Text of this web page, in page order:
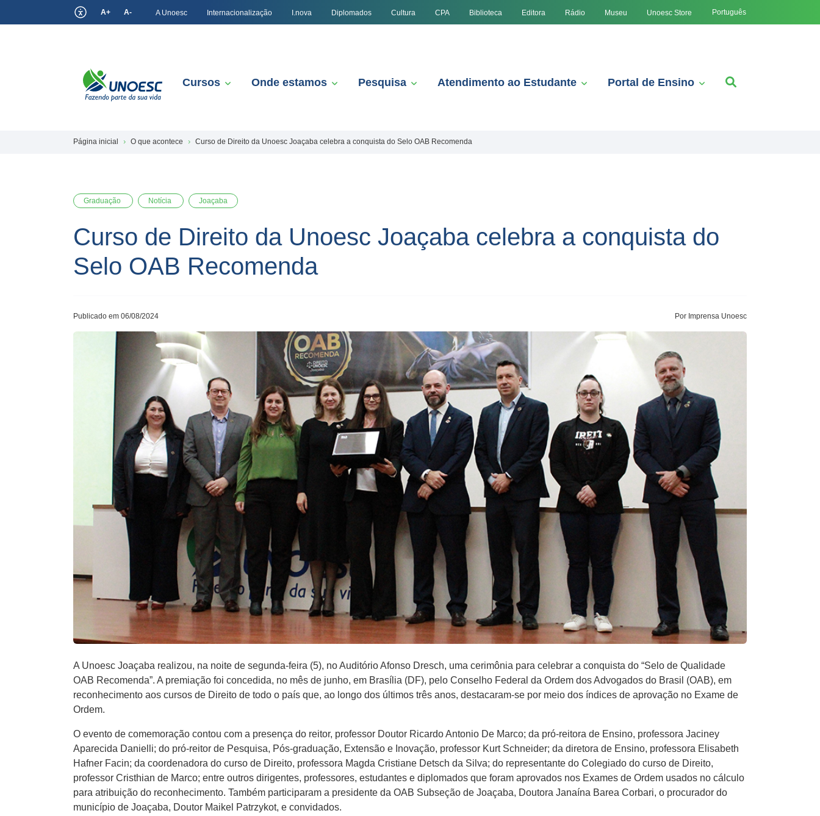
A+ A- A Unoesc Internacionalização I.nova Diplomados Cultura CPA Biblioteca Editora Rádio Museu Unoesc Store Português
Cursos Onde estamos Pesquisa Atendimento ao Estudante Portal de Ensino
Página inicial O que acontece Curso de Direito da Unoesc Joaçaba celebra a conquista do Selo OAB Recomenda
Graduação Notícia Joaçaba
Curso de Direito da Unoesc Joaçaba celebra a conquista do
Selo OAB Recomenda
Publicado em 06/08/2024 Por Imprensa Unoesc
A Unoesc Joaçaba realizou, na noite de segunda-feira (5), no Auditório Afonso Dresch, uma cerimônia para celebrar a conquista do “Selo de Qualidade
OAB Recomenda”. A premiação foi concedida, no mês de junho, em Brasília (DF), pelo Conselho Federal da Ordem dos Advogados do Brasil (OAB), em
reconhecimento aos cursos de Direito de todo o país que, ao longo dos últimos três anos, destacaram-se por meio dos índices de aprovação no Exame de
Ordem.
O evento de comemoração contou com a presença do reitor, professor Doutor Ricardo Antonio De Marco; da pró-reitora de Ensino, professora Jaciney
Aparecida Danielli; do pró-reitor de Pesquisa, Pós-graduação, Extensão e Inovação, professor Kurt Schneider; da diretora de Ensino, professora Elisabeth
Hafner Facin; da coordenadora do curso de Direito, professora Magda Cristiane Detsch da Silva; do representante do Colegiado do curso de Direito,
professor Cristhian de Marco; entre outros dirigentes, professores, estudantes e diplomados que foram aprovados nos Exames de Ordem usados no cálculo
para atribuição do reconhecimento. Também participaram a presidente da OAB Subseção de Joaçaba, Doutora Janaína Barea Corbari, o procurador do
município de Joaçaba, Doutor Maikel Patrzykot, e convidados.